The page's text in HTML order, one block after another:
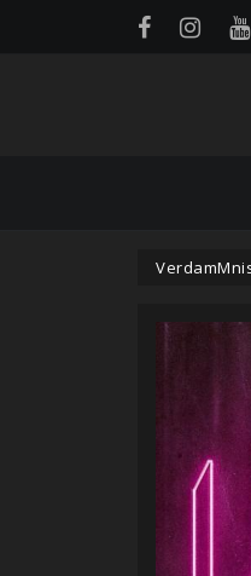
Panneau de gestion des